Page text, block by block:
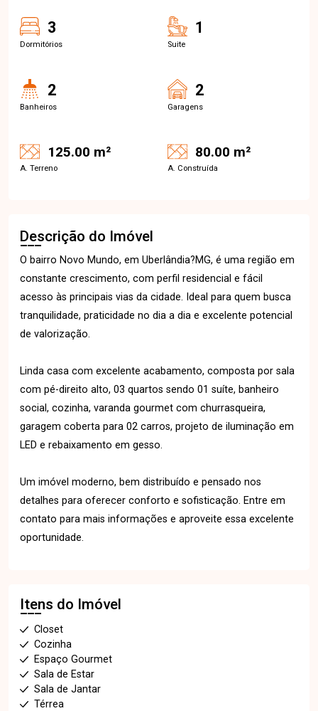
3
Dormitórios
1
Suite
2
Banheiros
2
Garagens
125.00 m²
A. Terreno
80.00 m²
A. Construída
Descrição do Imóvel
O bairro Novo Mundo, em Uberlândia?MG, é uma região em
constante crescimento, com perfil residencial e fácil
acesso às principais vias da cidade. Ideal para quem busca
tranquilidade, praticidade no dia a dia e excelente potencial
de valorização.
Linda casa com excelente acabamento, composta por sala
com pé-direito alto, 03 quartos sendo 01 suíte, banheiro
social, cozinha, varanda gourmet com churrasqueira,
garagem coberta para 02 carros, projeto de iluminação em
LED e rebaixamento em gesso.
Um imóvel moderno, bem distribuído e pensado nos
detalhes para oferecer conforto e sofisticação. Entre em
contato para mais informações e aproveite essa excelente
oportunidade.
Itens do Imóvel
Closet
Cozinha
Espaço Gourmet
Sala de Estar
Sala de Jantar
Térrea